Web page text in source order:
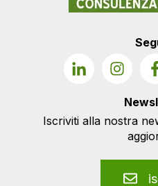
Iscriviti alla nostra